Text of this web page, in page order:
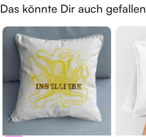
Das könnte Dir auch gefallen